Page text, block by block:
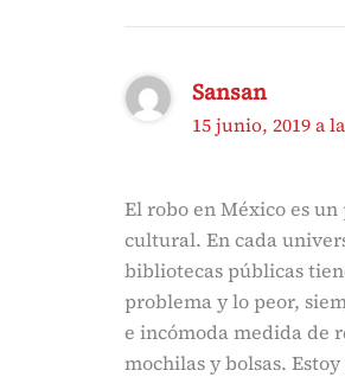
Sansan
15 junio, 2019 a
El robo en México es
cultural. En cada
bibliotecas públicas
problema y lo peor,
e incómoda medida de
mochilas y bolsas.